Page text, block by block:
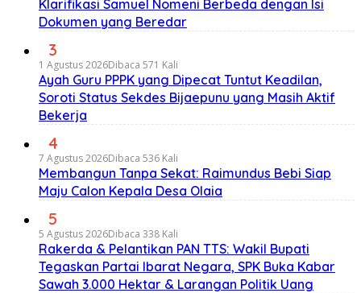
Klarifikasi Samuel Nomeni Berbeda dengan Isi
Dokumen yang Beredar
3
1 Agustus 2026Dibaca 571 Kali
Ayah Guru PPPK yang Dipecat Tuntut Keadilan,
Soroti Status Sekdes Bijaepunu yang Masih Aktif
Bekerja
4
7 Agustus 2026Dibaca 536 Kali
Membangun Tanpa Sekat: Raimundus Bebi Siap
Maju Calon Kepala Desa Olaia
5
5 Agustus 2026Dibaca 338 Kali
Rakerda & Pelantikan PAN TTS: Wakil Bupati
Tegaskan Partai Ibarat Negara, SPK Buka Kabar
Sawah 3.000 Hektar & Larangan Politik Uang